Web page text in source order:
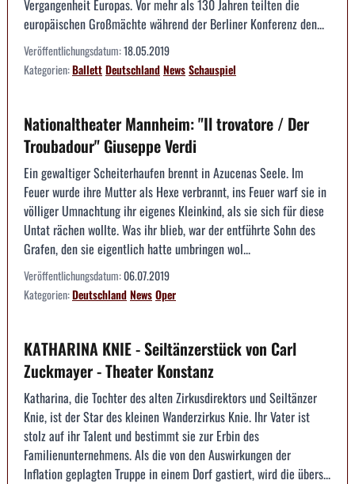
Vergangenheit Europas. Vor mehr als 130 Jahren teilten die
europäischen Großmächte während der Berliner Konferenz den...
Veröffentlichungsdatum:18.05.2019
Kategorien:BallettDeutschlandNewsSchauspiel
Nationaltheater Mannheim: "Il trovatore / Der
Troubadour" Giuseppe Verdi
Ein gewaltiger Scheiterhaufen brennt in Azucenas Seele. Im
Feuer wurde ihre Mutter als Hexe verbrannt, ins Feuer warf sie in
völliger Umnachtung ihr eigenes Kleinkind, als sie sich für diese
Untat rächen wollte. Was ihr blieb, war der entführte Sohn des
Grafen, den sie eigentlich hatte umbringen wol...
Veröffentlichungsdatum:06.07.2019
Kategorien:DeutschlandNewsOper
KATHARINA KNIE - Seiltänzerstück von Carl
Zuckmayer - Theater Konstanz
Katharina, die Tochter des alten Zirkusdirektors und Seiltänzer
Knie, ist der Star des kleinen Wanderzirkus Knie. Ihr Vater ist
stolz auf ihr Talent und bestimmt sie zur Erbin des
Familienunternehmens. Als die von den Auswirkungen der
Inflation geplagten Truppe in einem Dorf gastiert, wird die übers...